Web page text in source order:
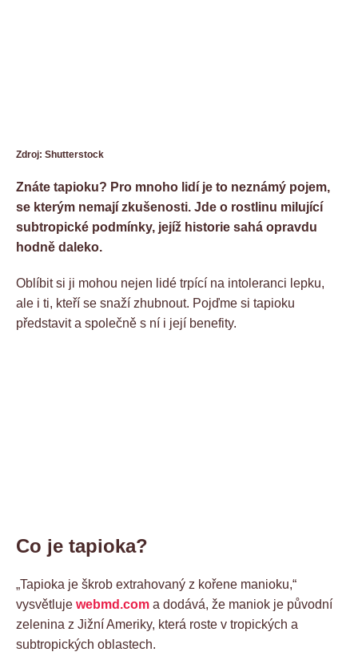
Zdroj: Shutterstock
Znáte tapioku? Pro mnoho lidí je to neznámý pojem,
se kterým nemají zkušenosti. Jde o rostlinu milující
subtropické podmínky, jejíž historie sahá opravdu
hodně daleko.
Oblíbit si ji mohou nejen lidé trpící na intoleranci lepku,
ale i ti, kteří se snaží zhubnout. Pojďme si tapioku
představit a společně s ní i její benefity.
Co je tapioka?
„Tapioka je škrob extrahovaný z kořene manioku,“
vysvětluje webmd.com a dodává, že maniok je původní
zelenina z Jižní Ameriky, která roste v tropických a
subtropických oblastech.